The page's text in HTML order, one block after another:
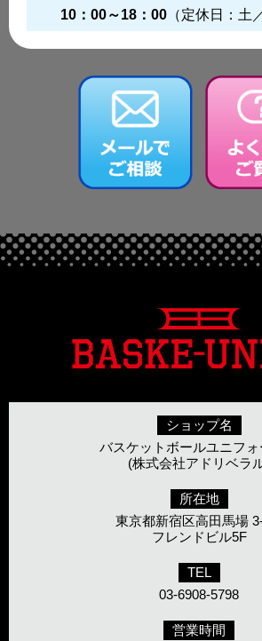
10：00～18：00 （定休日：土
ショップ名
バスケットボールユニフォ
(株式会社アドリベラ
所在地
東京都新宿区高田馬場
フレンドビル5F
TEL
03-6908-5798
営業時間